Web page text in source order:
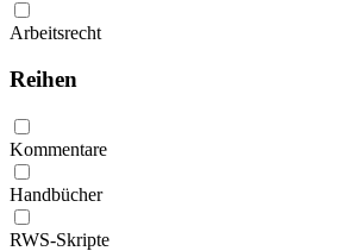
Arbeitsrecht
Reihen
Kommentare
Handbücher
RWS-Skripte